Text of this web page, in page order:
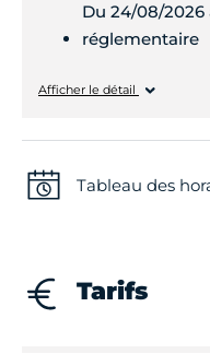
Du 24/08/
réglementaire
Lundi
Jeudi
Afficher le détail
Tableau des
Tarifs